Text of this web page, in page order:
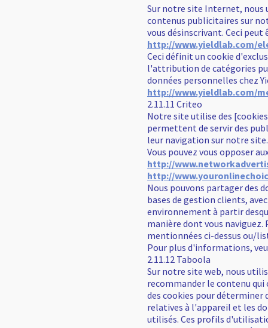
Sur notre site Internet, nous
contenus publicitaires sur
vous désinscrivant. Ceci
http://www.yieldlab.com/
Ceci définit un cookie
l'attribution de catégories
données personnelles chez
http://www.yieldlab.com/
2.11.11 Criteo
Notre site utilise des
permettent de servir des
leur navigation sur notre site.
Vous pouvez vous opposer
http://
http://
Nous pouvons partager des
bases de gestion clients,
environnement à partir
manière dont vous
mentionnées ci-dessus ou/
Pour plus d'informations,
2.11.12 Taboola
Sur notre site web, nous
recommander le contenu
des cookies pour déterminer
relatives à l'appareil et les
utilisés. Ces profils